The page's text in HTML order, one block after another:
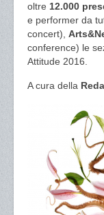
oltre 12.000
e performer da
concert),
conference) le
Attitude 2016.
A cura della